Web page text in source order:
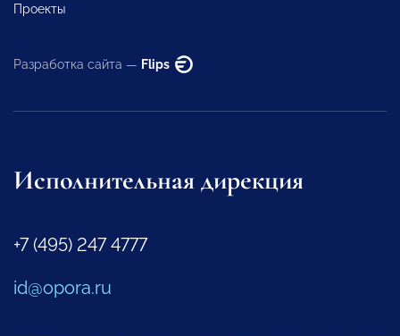
Проекты
Разработка сайта — Flips
Исполнительная дирекция
+7 (495) 247 4777
id@opora.ru